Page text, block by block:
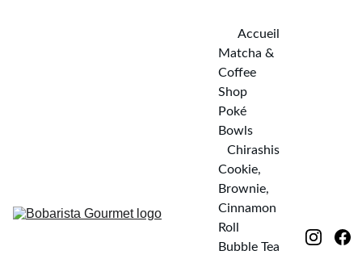
Accueil
Matcha &
Coffee
Shop
Poké
Bowls
Chirashis
Cookie,
Brownie,
Cinnamon
Roll
Bubble Tea